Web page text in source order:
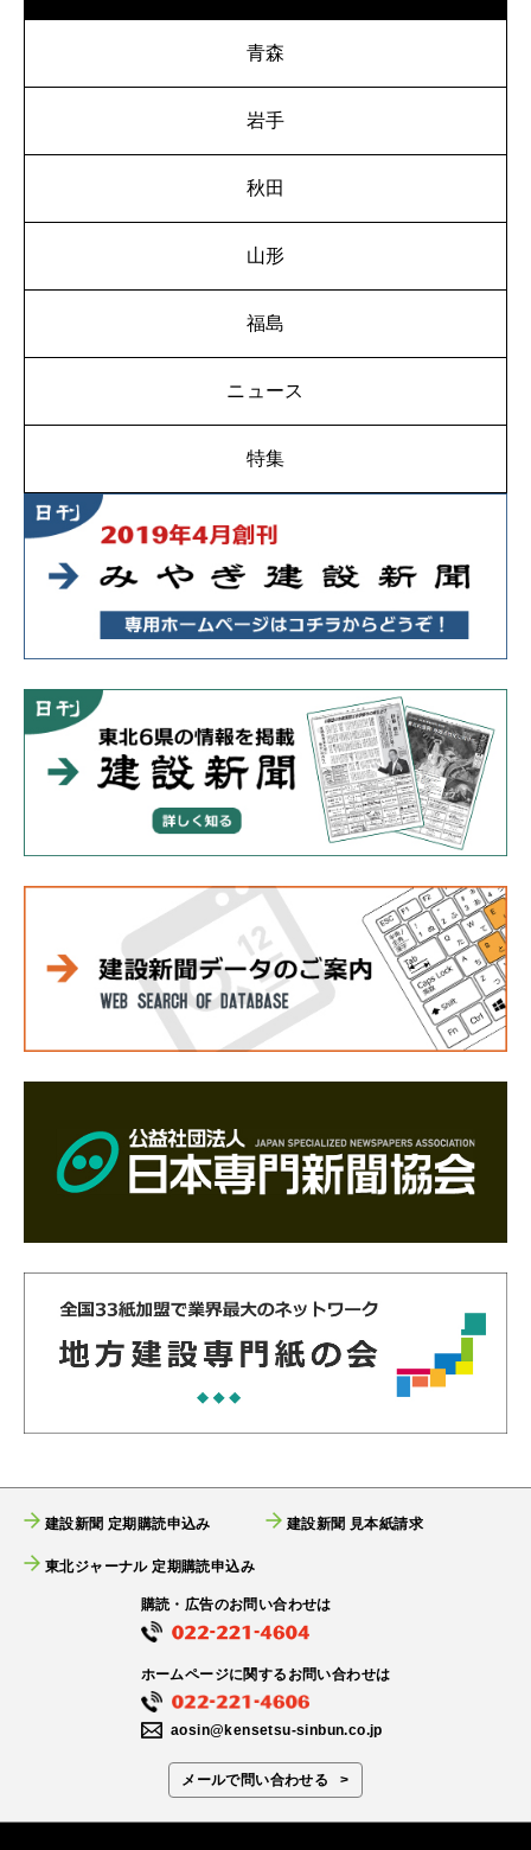
青森
岩手
秋田
山形
福島
ニュース
特集
建設新聞 定期購読申込み 建設新聞 見本紙請求
東北ジャーナル 定期購読申込み
購読・広告のお問い合わせは
ホームページに関するお問い合わせは
aosin@kensetsu-sinbun.co.jp
メールで問い合わせる